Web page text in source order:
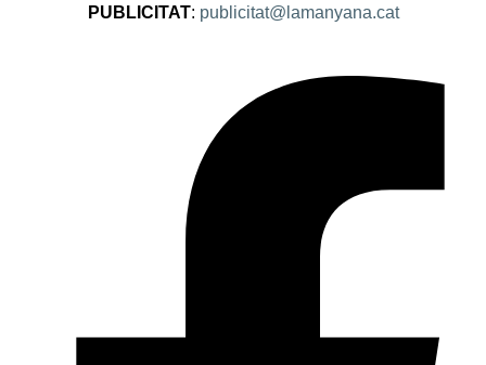
PUBLICITAT: publicitat@lamanyana.cat